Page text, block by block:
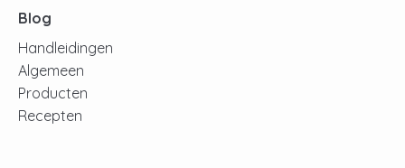
wasmachinereiniger
onderhouden van jouw wasmachine. Met een
3in1 werking van ontkalker, reiniger en ontvetter
word je wasmachine brandschoon. Met deze
verpakking kun je wel een heel jaar vooruit.
Blog
Handleidingen
Algemeen
Producten
Recepten